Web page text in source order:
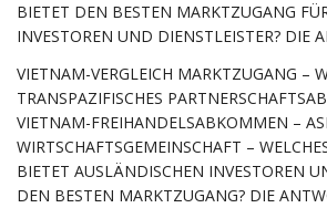
BIETET DEN BESTEN MARKTZUGANG
INVESTOREN UND DIENSTLEISTER? DIE
VIETNAM-VERGLEICH MARKTZUGANG –
TRANSPAZIFISCHES
VIETNAM-FREIHANDELSABKOMMEN –
WIRTSCHAFTSGEMEINSCHAFT –
BIETET AUSLÄNDISCHEN INVESTOREN
DEN BESTEN MARKTZUGANG? DIE